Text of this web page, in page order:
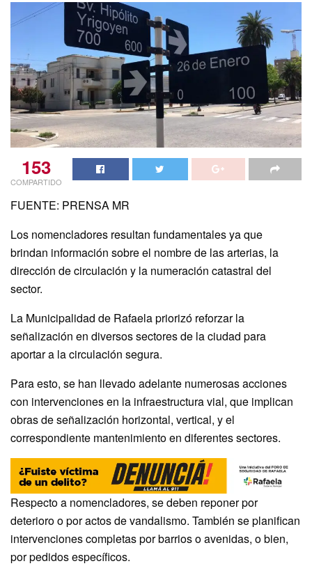
153
COMPARTIDO
FUENTE: PRENSA MR
Los nomencladores resultan fundamentales ya que
brindan información sobre el nombre de las arterias, la
dirección de circulación y la numeración catastral del
sector.
La Municipalidad de Rafaela priorizó reforzar la
señalización en diversos sectores de la ciudad para
aportar a la circulación segura.
Para esto, se han llevado adelante numerosas acciones
con intervenciones en la infraestructura vial, que implican
obras de señalización horizontal, vertical, y el
correspondiente mantenimiento en diferentes sectores.
Respecto a nomencladores, se deben reponer por
deterioro o por actos de vandalismo. También se planifican
intervenciones completas por barrios o avenidas, o bien,
por pedidos específicos.